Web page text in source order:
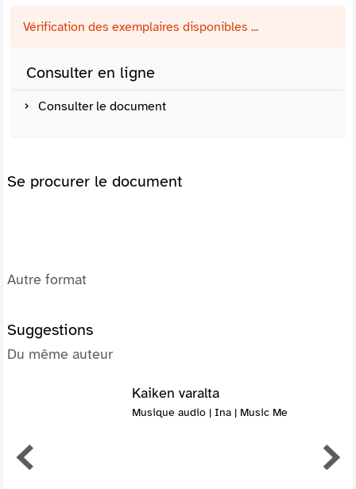
Vérification des exemplaires disponibles ...
Consulter en ligne
Consulter le document
Se procurer le document
Autre format
Suggestions
Du même auteur
Kaiken varalta
Musique audio | Ina | Music Me